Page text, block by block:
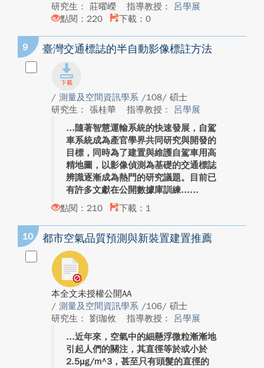
研究生： 莊曜嶸
指導教授： 呂學展
點閱：220
下載：0
9 臺灣交通標誌的半自動影像標註方法
/ 測量及空間資訊學系 /108/ 碩士
研究生： 張桂華
指導教授： 呂學展
隨著智慧運輸系統的快速發展，自駕
車系統成為產官學界共同研究與開發的
目標，同時為了建置與維護自駕車用高
精地圖，以影像偵測為基礎的交通標誌
辨識逐漸成為熱門的研究議題。目前已
有許多文獻在公開數據庫訓練...
點閱：210
下載：1
10 都市空氣品質預測與新裝置建置推薦
本全文未授權公開AA
/ 測量及空間資訊學系 /106/ 碩士
研究生： 劉珈攸
指導教授： 呂學展
近年來，空氣中的細懸浮微粒漸漸地
引起人們的關注，其直徑等於或小於
2.5μg/m^3，甚至只有頭髮的直徑的